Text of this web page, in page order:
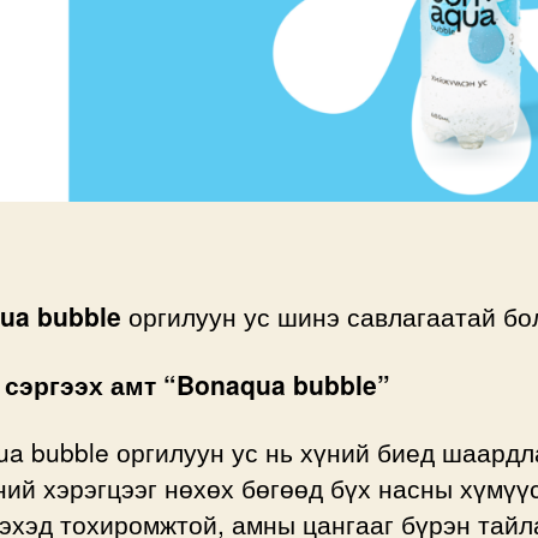
bubble оргилуун ус шинэ савлагаатай
амт “Bonaqua bubble”
bubble оргилуун ус нь хүний биед
хэрэгцээг нөхөх бөгөөд бүх насны
тохиромжтой, амны цангааг бүрэн